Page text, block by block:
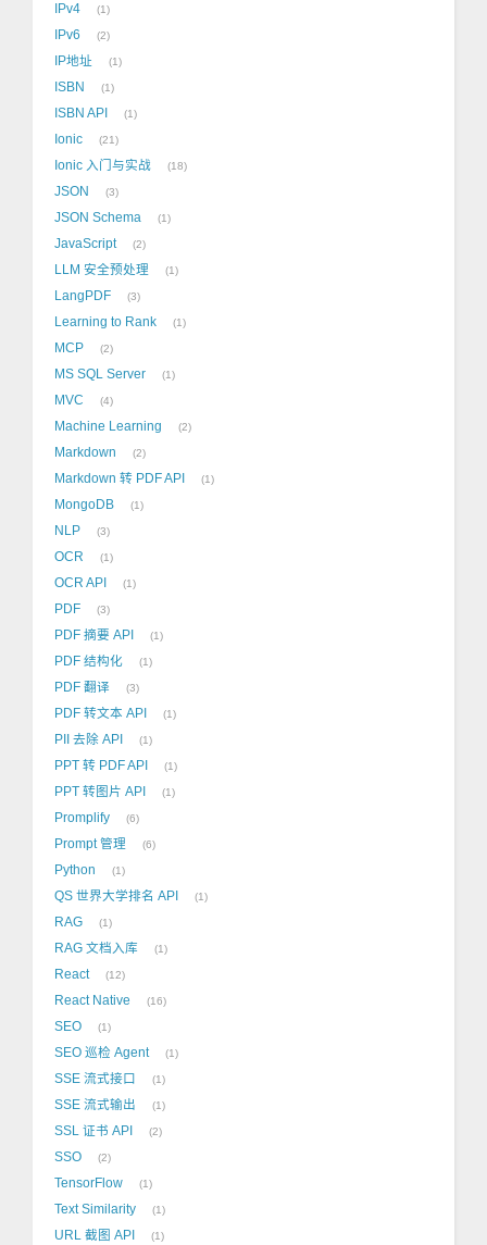
IPv4 1
IPv6 2
IP地址 1
ISBN 1
ISBN API 1
Ionic 21
Ionic 入门与实战 18
JSON 3
JSON Schema 1
JavaScript 2
LLM 安全预处理 1
LangPDF 3
Learning to Rank 1
MCP 2
MS SQL Server 1
MVC 4
Machine Learning 2
Markdown 2
Markdown 转 PDF API 1
MongoDB 1
NLP 3
OCR 1
OCR API 1
PDF 3
PDF 摘要 API 1
PDF 结构化 1
PDF 翻译 3
PDF 转文本 API 1
PII 去除 API 1
PPT 转 PDF API 1
PPT 转图片 API 1
Promplify 6
Prompt 管理 6
Python 1
QS 世界大学排名 API 1
RAG 1
RAG 文档入库 1
React 12
React Native 16
SEO 1
SEO 巡检 Agent 1
SSE 流式接口 1
SSE 流式输出 1
SSL 证书 API 2
SSO 2
TensorFlow 1
Text Similarity 1
URL 截图 API 1